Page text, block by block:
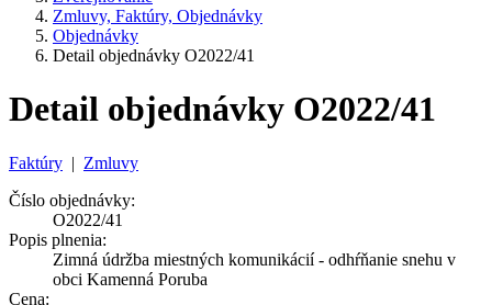
Zmluvy, Faktúry, Objednávky
Objednávky
Detail objednávky O2022/41
Detail objednávky O2022/41
Faktúry | Zmluvy
Číslo objednávky:
O2022/41
Popis plnenia:
Zimná údržba miestných komunikácií - odhŕňanie snehu v
obci Kamenná Poruba
Cena: